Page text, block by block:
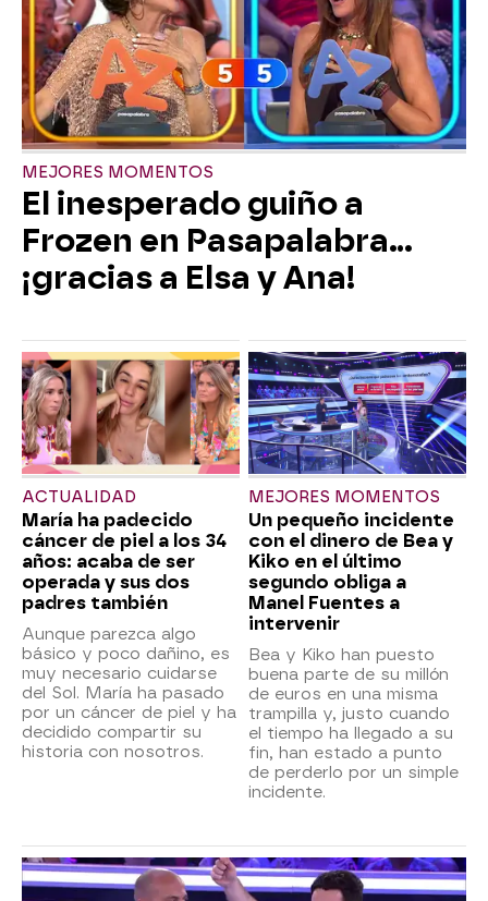
MEJORES MOMENTOS
El inesperado guiño a
Frozen en Pasapalabra…
¡gracias a Elsa y Ana!
ACTUALIDAD
María ha padecido
cáncer de piel a los 34
años: acaba de ser
operada y sus dos
padres también
Aunque parezca algo
básico y poco dañino, es
muy necesario cuidarse
del Sol. María ha pasado
por un cáncer de piel y ha
decidido compartir su
historia con nosotros.
MEJORES MOMENTOS
Un pequeño incidente
con el dinero de Bea y
Kiko en el último
segundo obliga a
Manel Fuentes a
intervenir
Bea y Kiko han puesto
buena parte de su millón
de euros en una misma
trampilla y, justo cuando
el tiempo ha llegado a su
fin, han estado a punto
de perderlo por un simple
incidente.